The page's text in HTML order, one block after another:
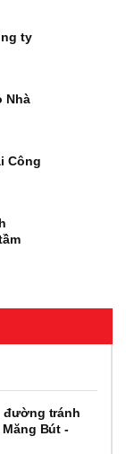
ty
Nhà
Công
đường tránh
Bút -